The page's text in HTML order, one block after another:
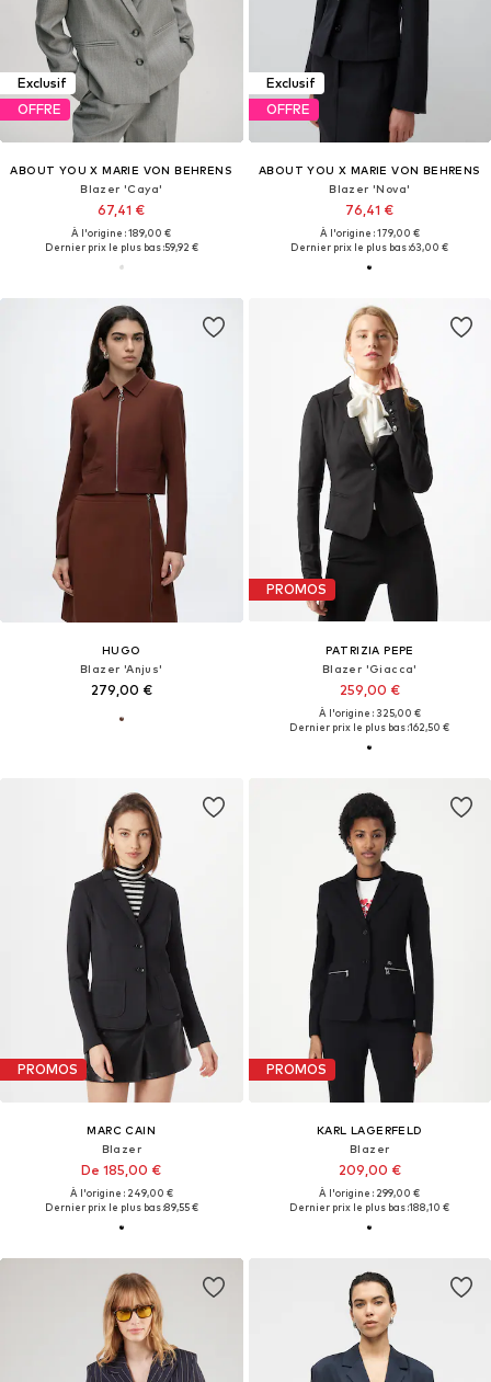
Exclusif
OFFRE
ABOUT YOU X MARIE VON BEHRENS
Blazer 'Caya'
67,41 €
À l'origine : 189,00 €
Dernier prix le plus bas :59,92 €
Exclusif
OFFRE
ABOUT YOU X MARIE VON BEHRENS
Blazer 'Nova'
76,41 €
À l'origine : 179,00 €
Dernier prix le plus bas :63,00 €
HUGO
Blazer 'Anjus'
279,00 €
PROMOS
PATRIZIA PEPE
Blazer 'Giacca'
259,00 €
À l'origine : 325,00 €
Dernier prix le plus bas :162,50 €
PROMOS
MARC CAIN
Blazer
De 185,00 €
À l'origine : 249,00 €
Dernier prix le plus bas :89,55 €
PROMOS
KARL LAGERFELD
Blazer
209,00 €
À l'origine : 299,00 €
Dernier prix le plus bas :188,10 €